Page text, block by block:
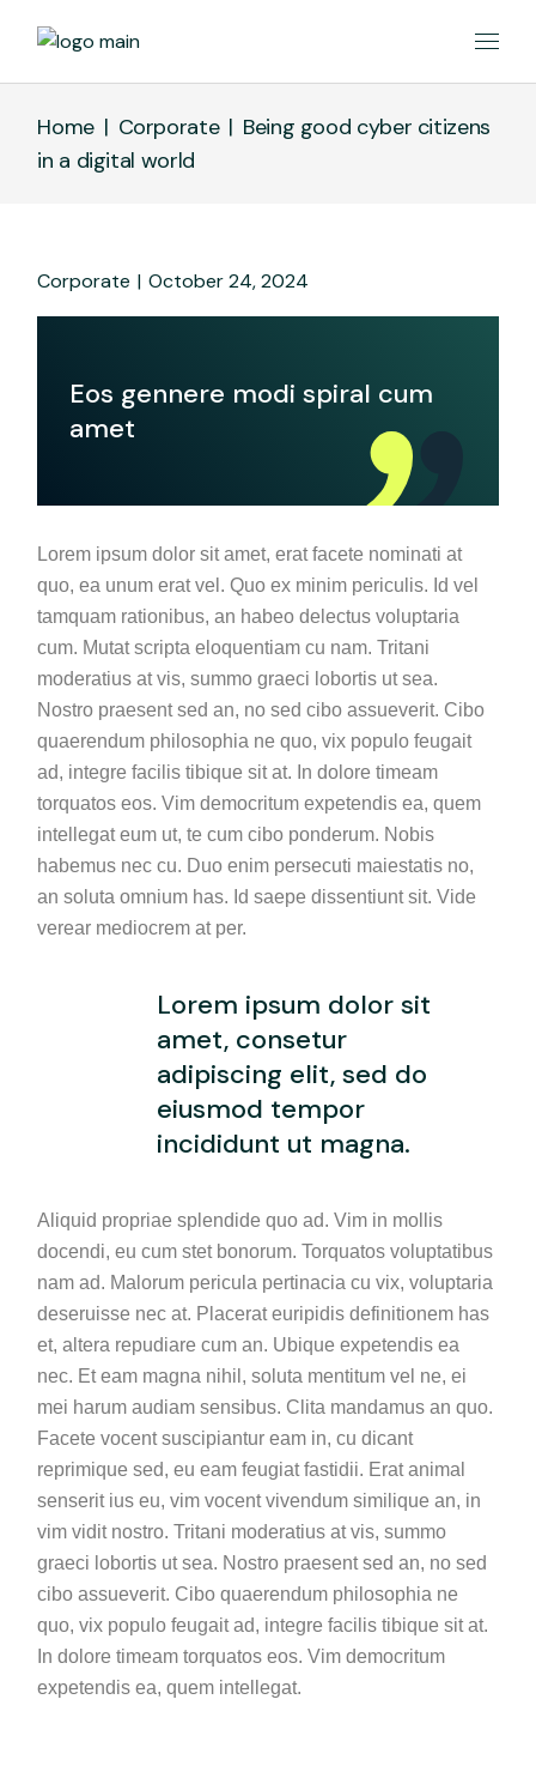
Home Corporate
Being good cyber citizens
in a digital world
Corporate October 24, 2024
Eos gennere modi spiral cum
amet
Lorem ipsum dolor sit amet, erat facete nominati at
quo, ea unum erat vel. Quo ex minim periculis. Id vel
tamquam rationibus, an habeo delectus voluptaria
cum. Mutat scripta eloquentiam cu nam. Tritani
moderatius at vis, summo graeci lobortis ut sea.
Nostro praesent sed an, no sed cibo assueverit. Cibo
quaerendum philosophia ne quo, vix populo feugait
ad, integre facilis tibique sit at. In dolore timeam
torquatos eos. Vim democritum expetendis ea, quem
intellegat eum ut, te cum cibo ponderum. Nobis
habemus nec cu. Duo enim persecuti maiestatis no,
an soluta omnium has. Id saepe dissentiunt sit. Vide
verear mediocrem at per.
Lorem ipsum dolor sit
amet, consetur
adipiscing elit, sed do
eiusmod tempor
incididunt ut magna.
Aliquid propriae splendide quo ad. Vim in mollis
docendi, eu cum stet bonorum. Torquatos voluptatibus
nam ad. Malorum pericula pertinacia cu vix, voluptaria
deseruisse nec at. Placerat euripidis definitionem has
et, altera repudiare cum an. Ubique expetendis ea
nec. Et eam magna nihil, soluta mentitum vel ne, ei
mei harum audiam sensibus. Clita mandamus an quo.
Facete vocent suscipiantur eam in, cu dicant
reprimique sed, eu eam feugiat fastidii. Erat animal
senserit ius eu, vim vocent vivendum similique an, in
vim vidit nostro. Tritani moderatius at vis, summo
graeci lobortis ut sea. Nostro praesent sed an, no sed
cibo assueverit. Cibo quaerendum philosophia ne
quo, vix populo feugait ad, integre facilis tibique sit at.
In dolore timeam torquatos eos. Vim democritum
expetendis ea, quem intellegat.